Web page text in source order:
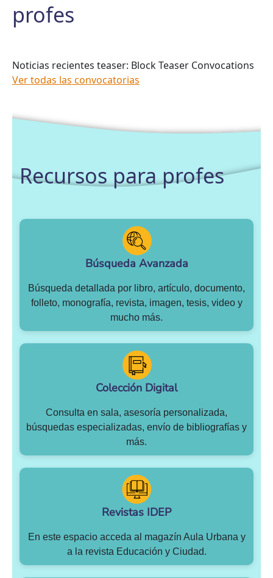
profes
Noticias recientes teaser: Block Teaser Convocations
Ver todas las convocatorias
Recursos para profes
Búsqueda Avanzada
Búsqueda detallada por libro, artículo, documento,
folleto, monografía, revista, imagen, tesis, video y
mucho más.
Colección Digital
Consulta en sala, asesoría personalizada,
búsquedas especializadas, envío de bibliografías y
más.
Revistas IDEP
En este espacio acceda al magazín Aula Urbana y
a la revista Educación y Ciudad.